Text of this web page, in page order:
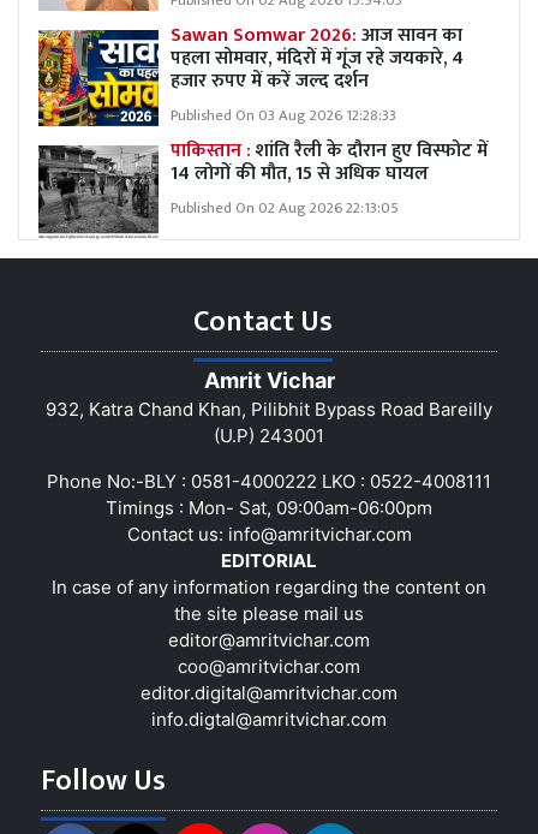
Sawan Somwar 2026:आज सावन का
पहला सोमवार, मंदिरों में गूंज रहे जयकारे, 4
हजार रुपए में करें जल्द दर्शन
Published On 03 Aug 2026 12:28:33
पाकिस्तान :शांति रैली के दौरान हुए विस्फोट में
14 लोगों की मौत, 15 से अधिक घायल
Published On 02 Aug 2026 22:13:05
Contact Us
Amrit Vichar
932, Katra Chand Khan, Pilibhit Bypass Road Bareilly
(U.P) 243001
Phone No:-BLY : 0581-4000222 LKO : 0522-4008111
Timings : Mon- Sat, 09:00am-06:00pm
Contact us: info@amritvichar.com
EDITORIAL
In case of any information regarding the content on
the site please mail us
editor@amritvichar.com
coo@amritvichar.com
editor.digital@amritvichar.com
info.digtal@amritvichar.com
Follow Us